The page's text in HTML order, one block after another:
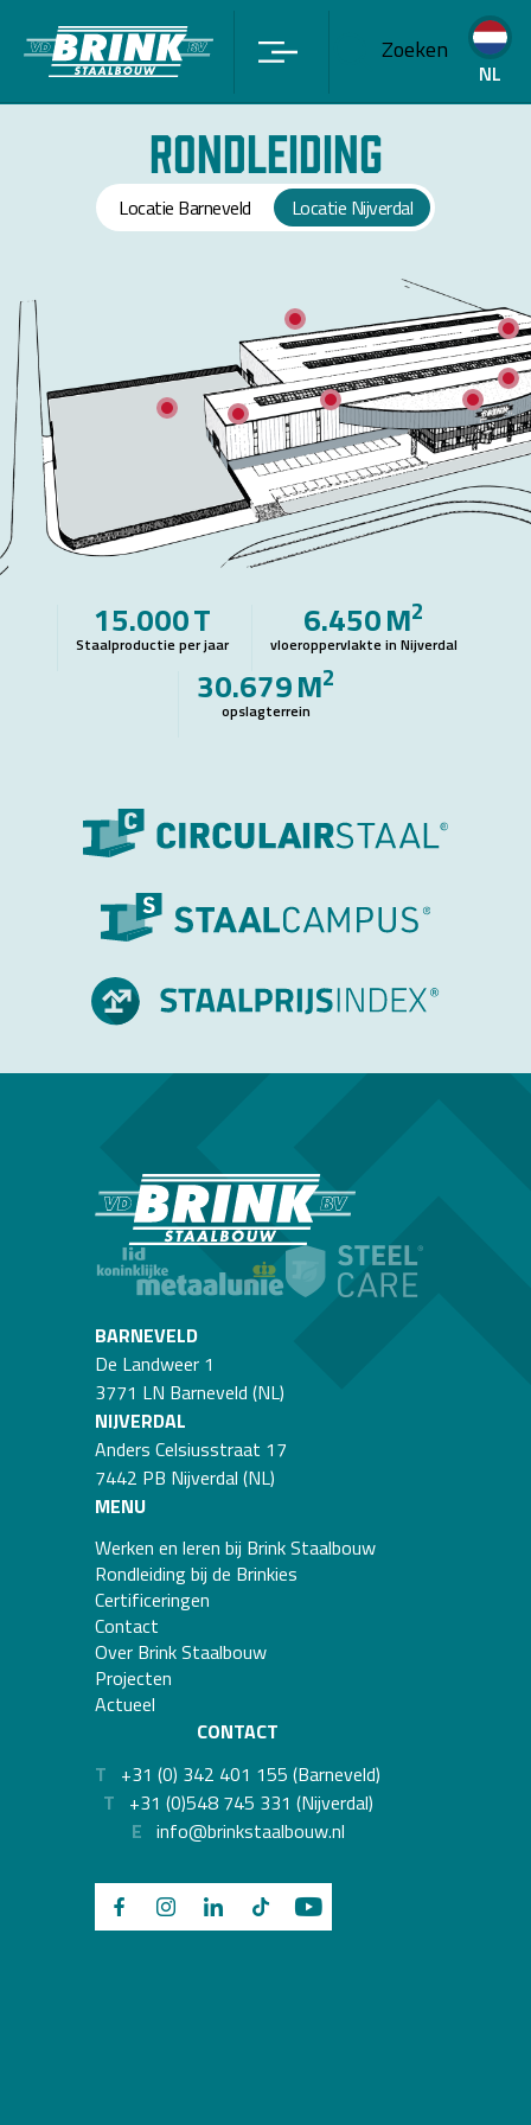
Zoeken
NL
Rondleiding
Locatie Barneveld Locatie Nijverdal
15.000T
Staalproductie per jaar
6.450M2
vloeroppervlakte in Nijverdal
30.679M2
opslagterrein
Ons kantoor in Nijverdal. De koffie staat voor je klaar!
Vorige
BARNEVELD
De Landweer 1
3771 LN Barneveld (NL)
NIJVERDAL
Anders Celsiusstraat 17
7442 PB Nijverdal (NL)
MENU
Werken en leren bij Brink Staalbouw
Rondleiding bij de Brinkies
Certificeringen
Contact
Over Brink Staalbouw
Projecten
Actueel
CONTACT
T +31 (0) 342 401 155 (Barneveld)
T +31 (0)548 745 331 (Nijverdal)
E info@brinkstaalbouw.nl